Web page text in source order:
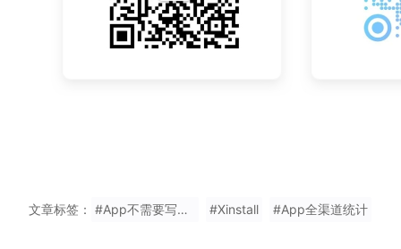
文章标签： #App不需要写推广码下载 #Xinstall #App全渠道统计